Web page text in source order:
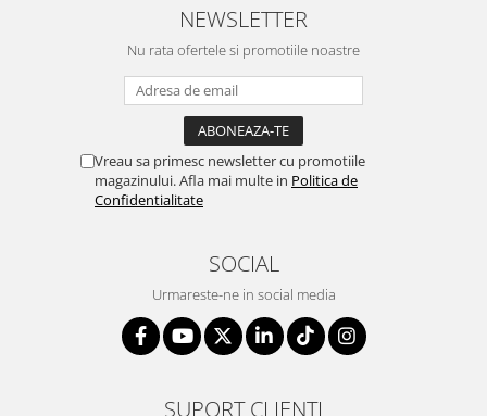
NEWSLETTER
Nu rata ofertele si promotiile noastre
Vreau sa primesc newsletter cu promotiile
magazinului. Afla mai multe in Politica de
Confidentialitate
SOCIAL
Urmareste-ne in social media
SUPORT CLIENTI